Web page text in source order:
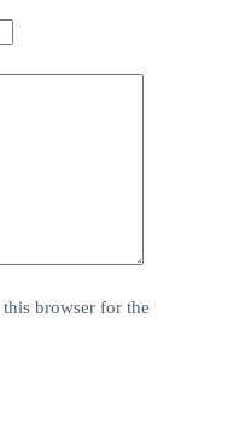
browser for the